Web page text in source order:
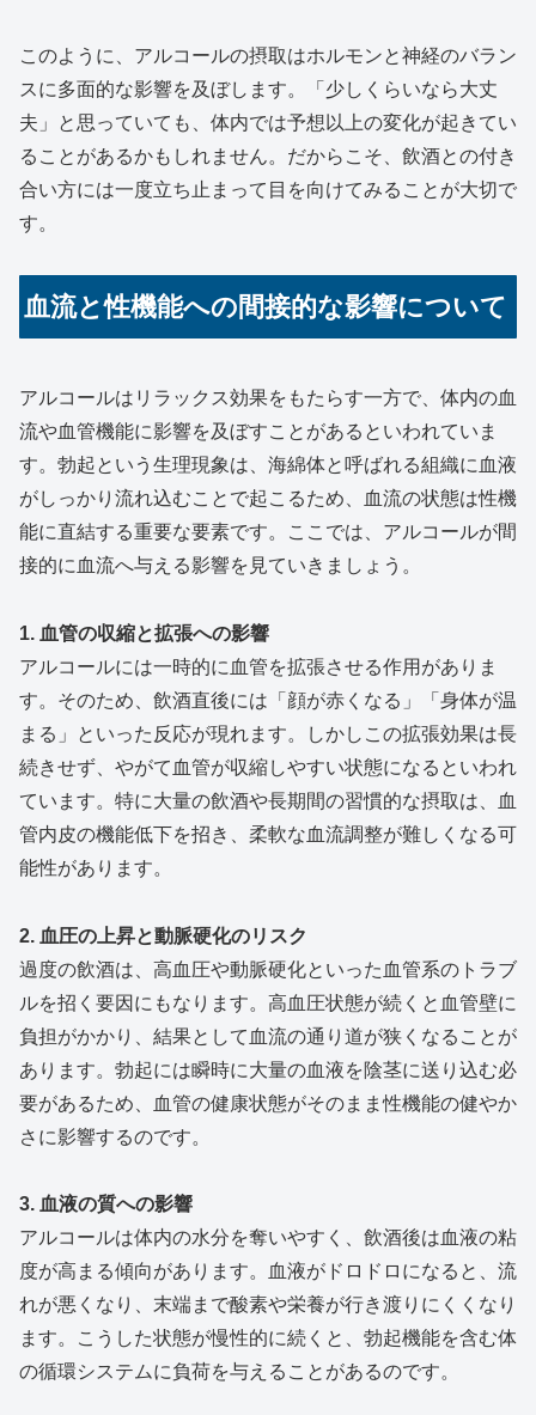
このように、アルコールの摂取はホルモンと神経のバラン
スに多面的な影響を及ぼします。「少しくらいなら大丈
夫」と思っていても、体内では予想以上の変化が起きてい
ることがあるかもしれません。だからこそ、飲酒との付き
合い方には一度立ち止まって目を向けてみることが大切で
す。
血流と性機能への間接的な影響について
アルコールはリラックス効果をもたらす一方で、体内の血
流や血管機能に影響を及ぼすことがあるといわれていま
す。勃起という生理現象は、海綿体と呼ばれる組織に血液
がしっかり流れ込むことで起こるため、血流の状態は性機
能に直結する重要な要素です。ここでは、アルコールが間
接的に血流へ与える影響を見ていきましょう。
1. 血管の収縮と拡張への影響
アルコールには一時的に血管を拡張させる作用がありま
す。そのため、飲酒直後には「顔が赤くなる」「身体が温
まる」といった反応が現れます。しかしこの拡張効果は長
続きせず、やがて血管が収縮しやすい状態になるといわれ
ています。特に大量の飲酒や長期間の習慣的な摂取は、血
管内皮の機能低下を招き、柔軟な血流調整が難しくなる可
能性があります。
2. 血圧の上昇と動脈硬化のリスク
過度の飲酒は、高血圧や動脈硬化といった血管系のトラブ
ルを招く要因にもなります。高血圧状態が続くと血管壁に
負担がかかり、結果として血流の通り道が狭くなることが
あります。勃起には瞬時に大量の血液を陰茎に送り込む必
要があるため、血管の健康状態がそのまま性機能の健やか
さに影響するのです。
3. 血液の質への影響
アルコールは体内の水分を奪いやすく、飲酒後は血液の粘
度が高まる傾向があります。血液がドロドロになると、流
れが悪くなり、末端まで酸素や栄養が行き渡りにくくなり
ます。こうした状態が慢性的に続くと、勃起機能を含む体
の循環システムに負荷を与えることがあるのです。